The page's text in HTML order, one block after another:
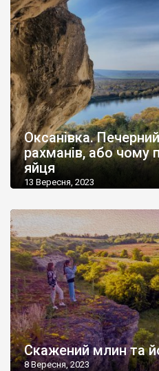
Оксанівка.
рахманів, або чому
яйця
13 Вересня, 2023
Скажений млин та
8 Вересня, 2023